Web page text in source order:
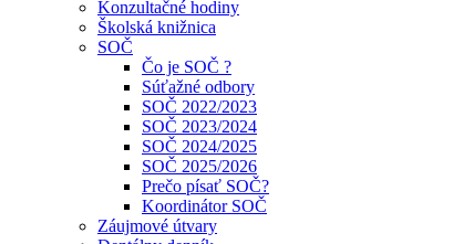
Konzultačné hodiny
Školská knižnica
SOČ
Čo je SOČ ?
Súťažné odbory
SOČ 2022/2023
SOČ 2023/2024
SOČ 2024/2025
SOČ 2025/2026
Prečo písať SOČ?
Koordinátor SOČ
Záujmové útvary